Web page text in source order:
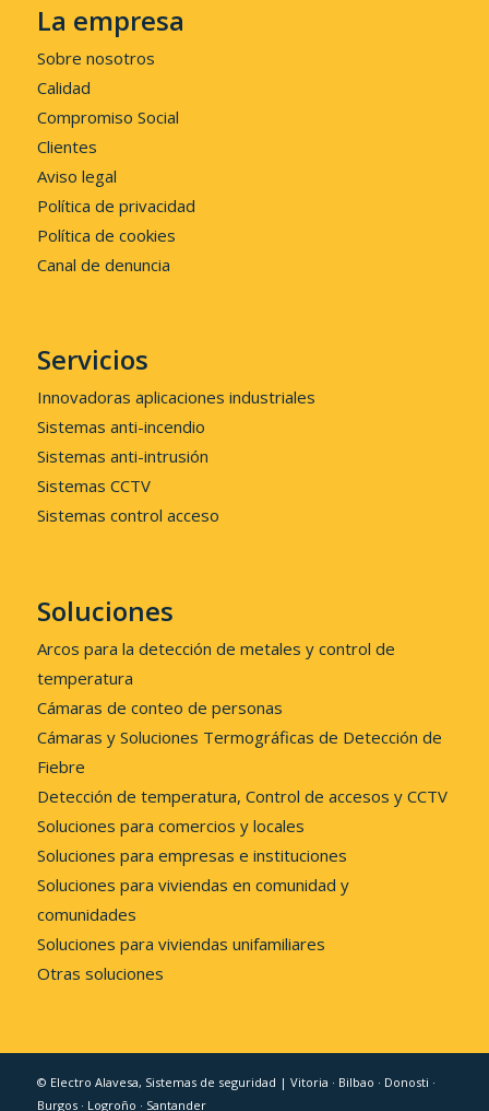
La empresa
Sobre nosotros
Calidad
Compromiso Social
Clientes
Aviso legal
Política de privacidad
Política de cookies
Canal de denuncia
Servicios
Innovadoras aplicaciones industriales
Sistemas anti-incendio
Sistemas anti-intrusión
Sistemas CCTV
Sistemas control acceso
Soluciones
Arcos para la detección de metales y control de
temperatura
Cámaras de conteo de personas
Cámaras y Soluciones Termográficas de Detección de
Fiebre
Detección de temperatura, Control de accesos y CCTV
Soluciones para comercios y locales
Soluciones para empresas e instituciones
Soluciones para viviendas en comunidad y
comunidades
Soluciones para viviendas unifamiliares
Otras soluciones
© Electro Alavesa, Sistemas de seguridad | Vitoria · Bilbao · Donosti ·
Burgos · Logroño · Santander